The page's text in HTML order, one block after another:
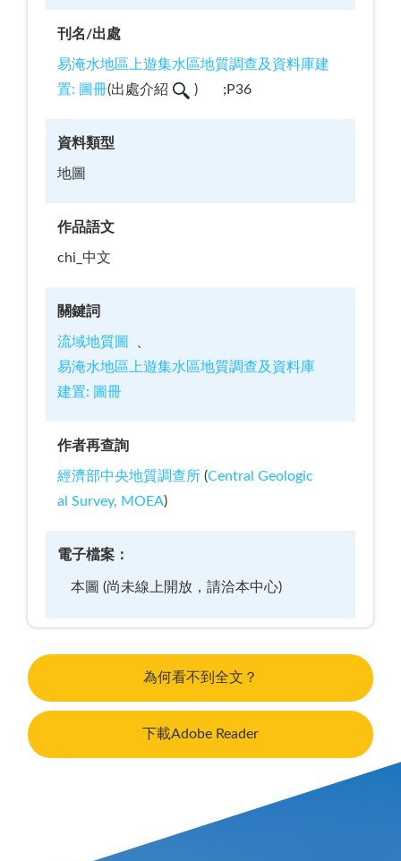
刊名/出處
易淹水地區上遊集水區地質調查及資料庫建
置: 圖冊(出處介紹 ) ;P36
資料類型
地圖
作品語文
chi_中文
關鍵詞
流域地質圖
易淹水地區上遊集水區地質調查及資料庫
建置: 圖冊
作者再查詢
經濟部中央地質調查所(Central Geologic
al Survey, MOEA)
電子檔案：
本圖 (尚未線上開放，請洽本中心)
為何看不到全文？
下載Adobe Reader